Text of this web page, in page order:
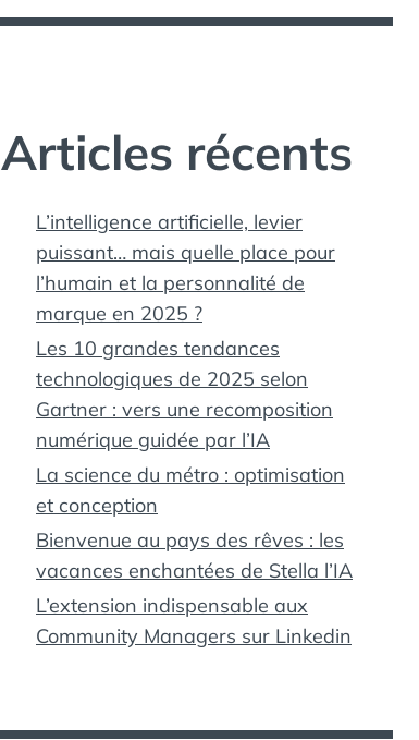
Articles récents
L’intelligence artificielle, levier
puissant… mais quelle place pour
l’humain et la personnalité de
marque en 2025 ?
Les 10 grandes tendances
technologiques de 2025 selon
Gartner : vers une recomposition
numérique guidée par l’IA
La science du métro : optimisation
et conception
Bienvenue au pays des rêves : les
vacances enchantées de Stella l’IA
L’extension indispensable aux
Community Managers sur Linkedin